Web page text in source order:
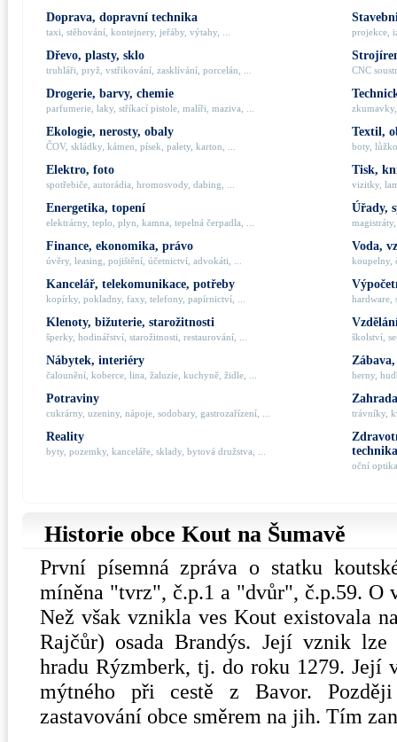
Doprava, dopravní technika
taxi, stěhování, kontejnery, jeřáby, výtahy, ...
Dřevo, plasty, sklo
truhláři, pryž, vstřikování, zasklívání, porcelán, ...
Drogerie, barvy, chemie
parfumerie, laky, stříkací pistole, malíři, maziva, ...
Ekologie, nerosty, obaly
ČOV, skládky, kámen, písek, palety, karton, ...
Elektro, foto
spotřebiče, autorádia, hromosvody, dabing, ...
Energetika, topení
elektrárny, teplo, plyn, kamna, tepelná čerpadla, ...
Finance, ekonomika, právo
úvěry, leasing, pojištění, účetnictví, advokáti, ...
Kancelář, telekomunikace, potřeby
kopírky, pokladny, faxy, telefony, papírnictví, ...
Klenoty, bižuterie, starožitnosti
šperky, hodinářství, starožitnosti, restaurování, ...
Nábytek, interiéry
čalounění, koberce, lina, žaluzie, kuchyně, židle, ...
Potraviny
cukrárny, uzeniny, nápoje, sodobary, gastrozařízení, ...
Reality
byty, pozemky, kanceláře, sklady, bytová družstva, ...
projekce,
CNC
Textil,
boty,
Tisk,
vizitky,
Úřady,
Voda,
koupelny,
hardware,
školství,
herny,
trávníky,
technika
oční
Historie obce Kout na Šumavě
První písemná zpráva o statku
míněna "tvrz", č.p.1 a "dvůr", č.p.59. O
Než však vznikla ves Kout existovala
Rajčůr) osada Brandýs. Její vznik
hradu Rýzmberk, tj. do roku 1279. Její
mýtného při cestě z Bavor. Později
zastavování obce směrem na jih. Tím